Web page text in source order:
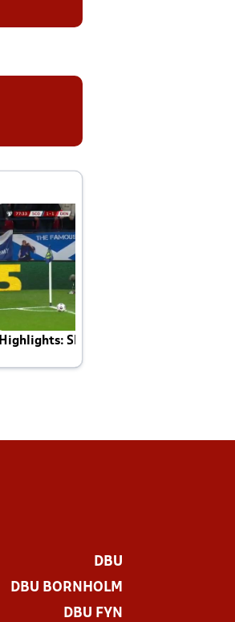
Highlights: Skotland - Danmark 4-2
DBU
DBU BORNHOLM
DBU FYN